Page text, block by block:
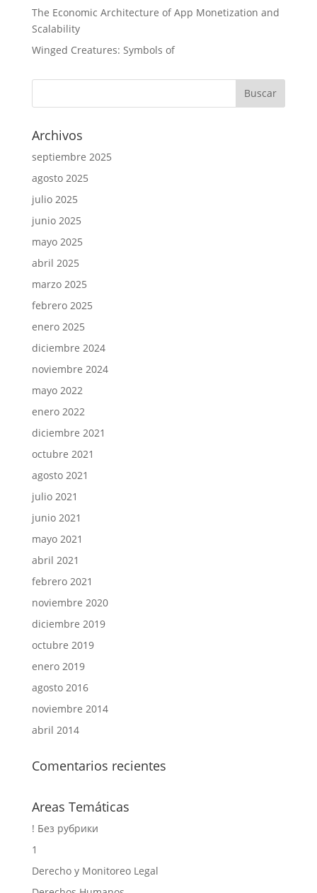
The Economic Architecture of App Monetization and
Scalability
Winged Creatures: Symbols of
Archivos
septiembre 2025
agosto 2025
julio 2025
junio 2025
mayo 2025
abril 2025
marzo 2025
febrero 2025
enero 2025
diciembre 2024
noviembre 2024
mayo 2022
enero 2022
diciembre 2021
octubre 2021
agosto 2021
julio 2021
junio 2021
mayo 2021
abril 2021
febrero 2021
noviembre 2020
diciembre 2019
octubre 2019
enero 2019
agosto 2016
noviembre 2014
abril 2014
Comentarios recientes
Areas Temáticas
! Без рубрики
1
Derecho y Monitoreo Legal